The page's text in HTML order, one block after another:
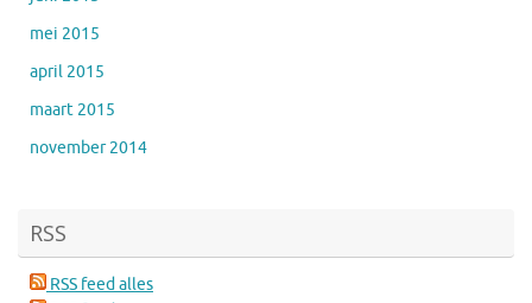
mei 2015
april 2015
maart 2015
november 2014
RSS
RSS feed alles